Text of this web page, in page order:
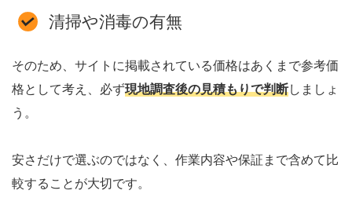
清掃や消毒の有無
そのため、サイトに掲載されている価格はあくまで参考価
格として考え、必ず現地調査後の見積もりで判断しましょ
う。
安さだけで選ぶのではなく、作業内容や保証まで含めて比
較することが大切です。